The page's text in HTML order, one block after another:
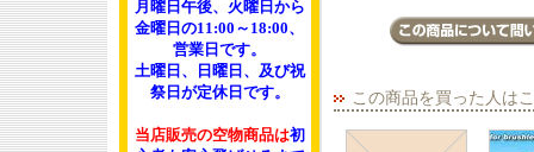
月曜日午後、火曜日から
金曜日の11:00～18:00、
営業日です。
土曜日、日曜日、及び祝
祭日が定休日です。
当店販売の空物商品は初
この商品を買った人は